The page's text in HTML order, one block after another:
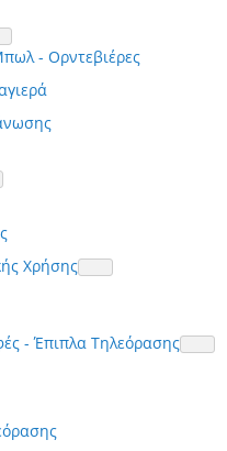
- Ορντεβιέρες
Χρήσης
- Έπιπλα Τηλεόρασης